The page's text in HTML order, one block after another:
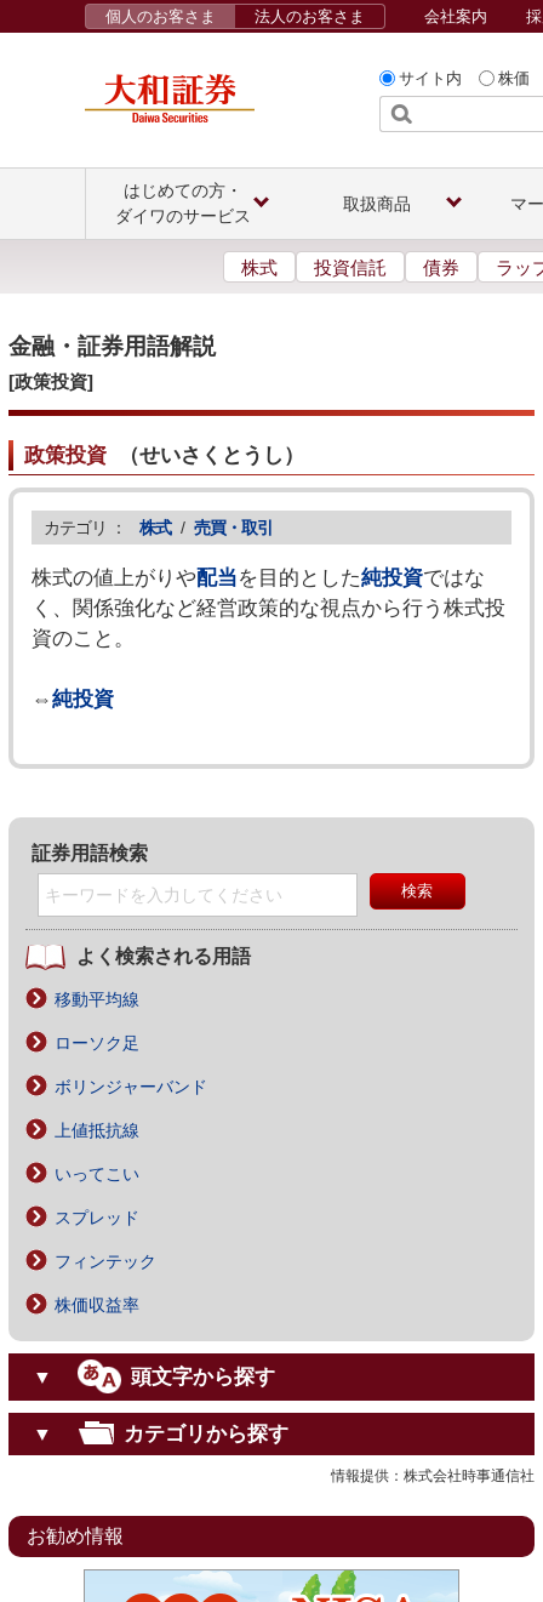
サイト内 株価
個人のお客さま 法人のお客さま 会社案内
はじめての方・
ダイワのサービス
取扱商品 マ
株式 投資信託 債券 ラッ
金融・証券用語解説
[政策投資]
政策投資（せいさくとうし ）
カテゴリ ： 株式 / 売買・取引
株式の値上がりや配当を目的とした純投資ではな
く、関係強化など経営政策的な視点から行う株式投
資のこと。
⇔純投資
証券用語検索
よく検索される用語
移動平均線
ローソク足
ボリンジャーバンド
上値抵抗線
いってこい
スプレッド
フィンテック
株価収益率
▼ 頭文字から探す
▼ カテゴリから探す
情報提供：株式会社時事通信社
お勧め情報